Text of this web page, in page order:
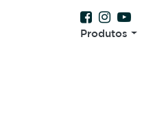
Produtos